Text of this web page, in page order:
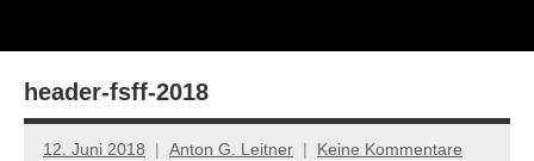
Lyrik,
Essay
header-fsff-2018
12. Juni 2018 Anton G. Leitner Keine Kommentare